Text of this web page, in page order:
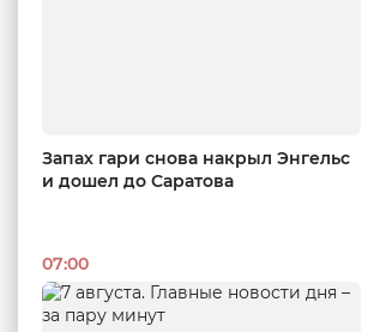
Запах гари снова накрыл Энгельс
и дошел до Саратова
07:00